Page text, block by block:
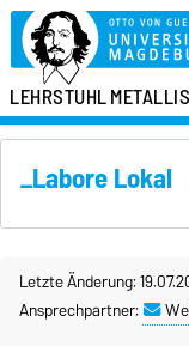
LEHRSTUHL
_Labore Lokal
Letzte Änderung:
Ansprechpartner: